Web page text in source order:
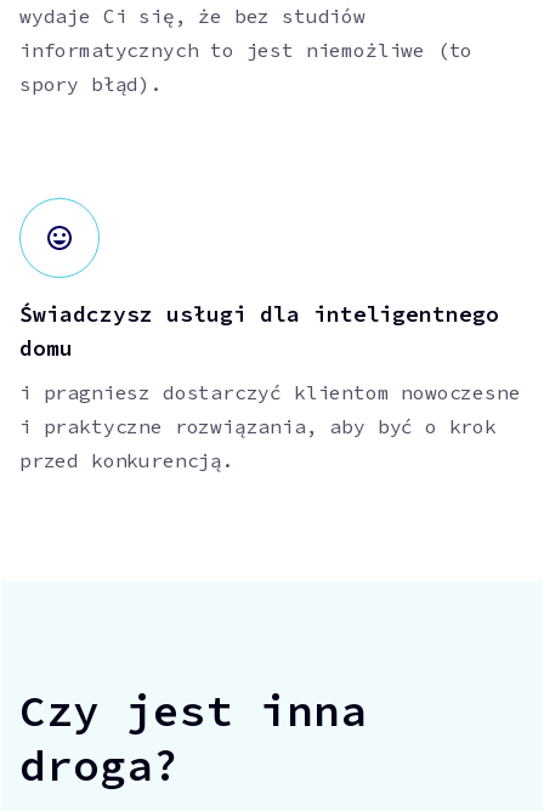
wydaje Ci się, że bez studiów
informatycznych to jest niemożliwe (to
spory błąd).
Świadczysz usługi dla inteligentnego
domu
i pragniesz dostarczyć klientom nowoczesne
i praktyczne rozwiązania, aby być o krok
przed konkurencją.
Czy jest inna
droga?